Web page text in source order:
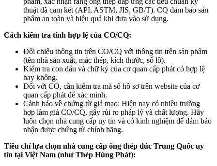
thuật đã cam kết (API, ASTM, JIS, GB/T). CQ đảm bảo sản
phẩm an toàn và hiệu quả khi đưa vào sử dụng.
Cách kiểm tra tính hợp lệ của CO/CQ:
Đối chiếu thông tin trên CO/CQ với thông tin trên sản phẩm
(tên nhà sản xuất, mác thép, kích thước, số lô).
Kiểm tra con dấu và chữ ký của cơ quan cấp phát có hợp lệ
hay không.
Đối với CO, cần kiểm tra mã số hồ sơ trên website của cơ
quan cấp phát để xác minh.
Cảnh báo về chứng từ giả mạo: Hiện nay có nhiều trường
hợp làm giả CO/CQ, gây rủi ro pháp lý và chất lượng. Hãy
luôn chọn nhà cung cấp uy tín và có kinh nghiệm để đảm bảo
nhận được chứng từ chính hãng.
Tiêu chí lựa chọn nhà cung cấp ống thép đúc Trung Quốc uy
tín tại Việt Nam (như Thép Hùng Phát):